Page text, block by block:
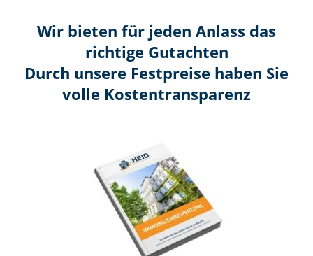
Wir bieten für jeden Anlass das
richtige Gutachten
Durch unsere Festpreise haben Sie
volle Kosten­transparenz